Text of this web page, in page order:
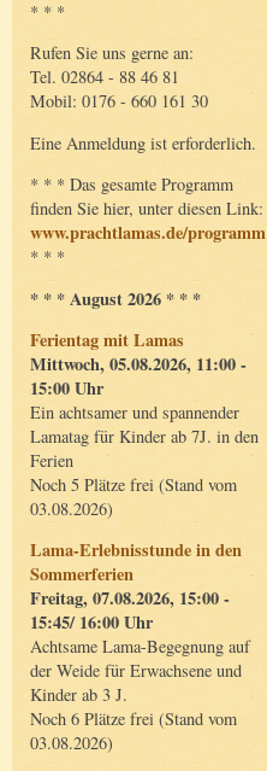
* * *
Rufen Sie uns gerne an:
Tel. 02864 - 88 46 81
Mobil: 0176 - 660 161 30
Eine Anmeldung ist erforderlich.
* * * Das gesamte Programm
finden Sie hier, unter diesen Link:
www.prachtlamas.de/programm
* * *
* * * August 2026 * * *
Ferientag mit Lamas
Mittwoch, 05.08.2026, 11:00 -
15:00 Uhr
Ein achtsamer und spannender
Lamatag für Kinder ab 7J. in den
Ferien
Noch 5 Plätze frei (Stand vom
03.08.2026)
Lama-Erlebnisstunde in den
Sommerferien
Freitag, 07.08.2026, 15:00 -
15:45/ 16:00 Uhr
Achtsame Lama-Begegnung auf
der Weide für Erwachsene und
Kinder ab 3 J.
Noch 6 Plätze frei (Stand vom
03.08.2026)